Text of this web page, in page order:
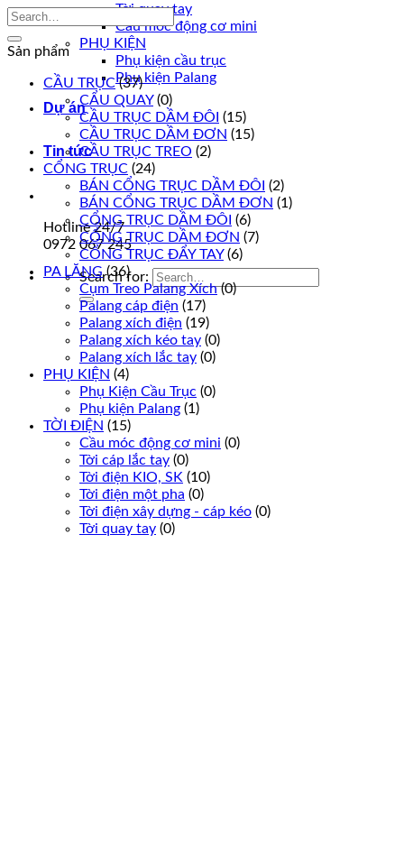
Tời quay tay
Cầu móc động cơ mini
PHỤ KIỆN
Phụ kiện cầu trục
Phụ kiện Palang
Dự án
Tin tức
Hotline 24/7
0972 067 245
Search for:
Sản phẩm
CẦU TRỤC (37)
CẨU QUAY (0)
CẦU TRỤC DẦM ĐÔI (15)
CẦU TRỤC DẦM ĐƠN (15)
CẦU TRỤC TREO (2)
CỔNG TRỤC (24)
BÁN CỔNG TRỤC DẦM ĐÔI (2)
BÁN CỔNG TRỤC DẦM ĐƠN (1)
CỔNG TRỤC DẦM ĐÔI (6)
CỔNG TRỤC DẦM ĐƠN (7)
CỔNG TRỤC ĐẨY TAY (6)
PA LĂNG (36)
Cụm Treo Palang Xích (0)
Palang cáp điện (17)
Palang xích điện (19)
Palang xích kéo tay (0)
Palang xích lắc tay (0)
PHỤ KIỆN (4)
Phụ Kiện Cầu Trục (0)
Phụ kiện Palang (1)
TỜI ĐIỆN (15)
Cầu móc động cơ mini (0)
Tời cáp lắc tay (0)
Tời điện KIO, SK (10)
Tời điện một pha (0)
Tời điện xây dựng - cáp kéo (0)
Tời quay tay (0)